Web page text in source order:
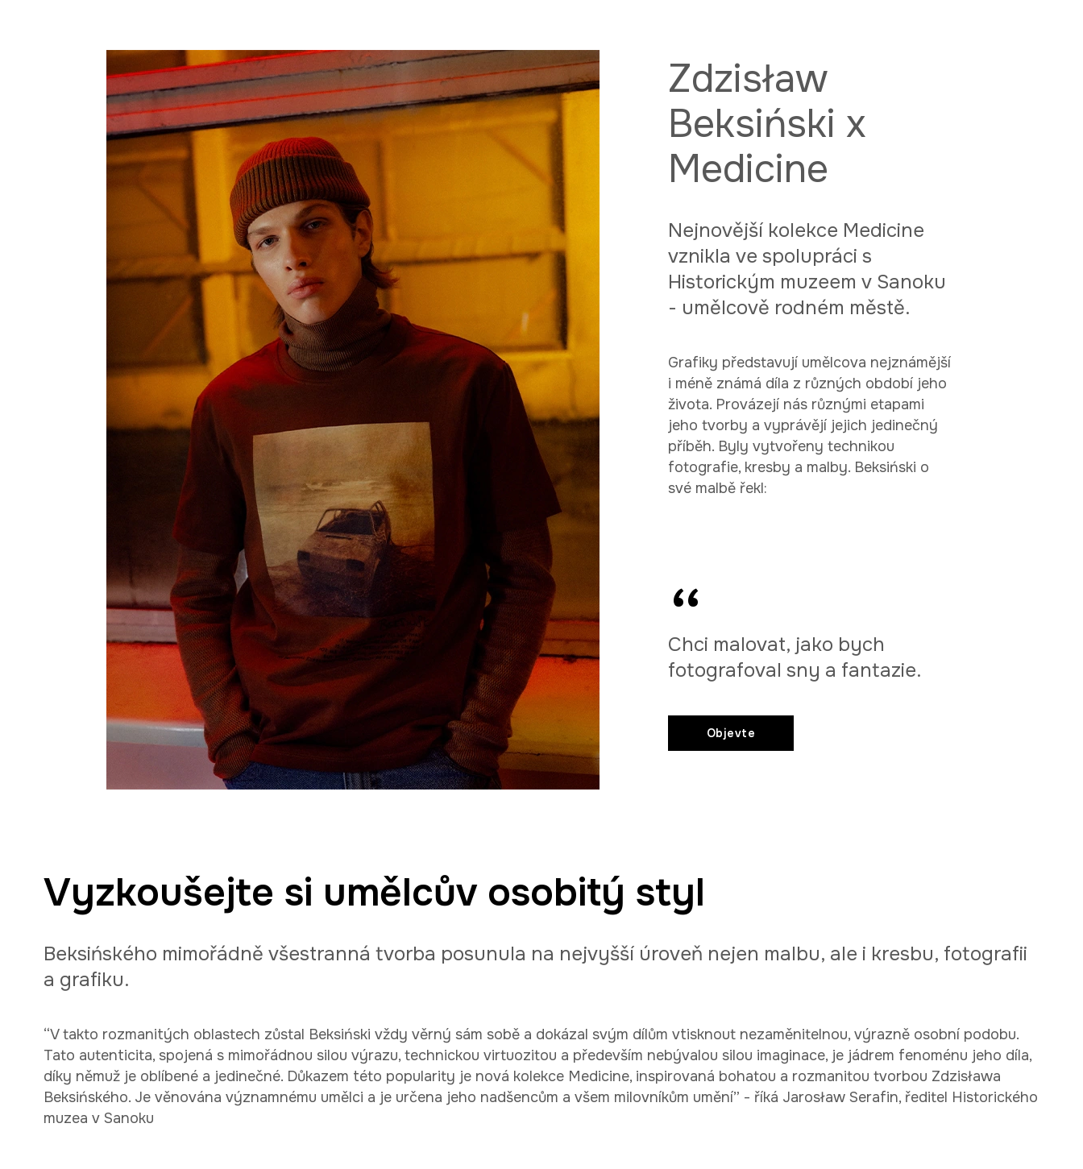
Zdzisław
Beksiński x
Medicine
Nejnovější kolekce Medicine
vznikla ve spolupráci s
Historickým muzeem v Sanoku
- umělcově rodném městě.
Grafiky představují umělcova nejznámější
i méně známá díla z různých období jeho
života. Provázejí nás různými etapami
jeho tvorby a vyprávějí jejich jedinečný
příběh. Byly vytvořeny technikou
fotografie, kresby a malby. Beksiński o
své malbě řekl:
Chci malovat, jako bych
fotografoval sny a fantazie.
Objevte
Vyzkoušejte si umělcův osobitý styl
Beksińského mimořádně všestranná tvorba posunula na nejvyšší úroveň nejen malbu, ale i kresbu, fotografii
a grafiku.
“V takto rozmanitých oblastech zůstal Beksiński vždy věrný sám sobě a dokázal svým dílům vtisknout nezaměnitelnou, výrazně osobní podobu.
Tato autenticita, spojená s mimořádnou silou výrazu, technickou virtuozitou a především nebývalou silou imaginace, je jádrem fenoménu jeho díla,
díky němuž je oblíbené a jedinečné. Důkazem této popularity je nová kolekce Medicine, inspirovaná bohatou a rozmanitou tvorbou Zdzisława
Beksińského. Je věnována významnému umělci a je určena jeho nadšencům a všem milovníkům umění” - říká Jarosław Serafin, ředitel Historického
muzea v Sanoku